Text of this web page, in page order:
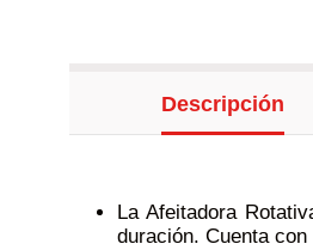
Descripción
La Afeitadora
duración. Cuenta